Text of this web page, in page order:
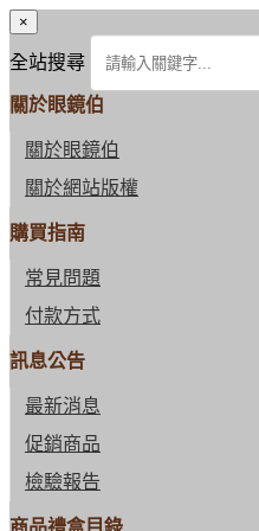
×
全站搜尋
關於眼鏡伯
關於眼鏡伯
關於網站版權
購買指南
常見問題
付款方式
訊息公告
最新消息
促銷商品
檢驗報告
商品禮盒目錄